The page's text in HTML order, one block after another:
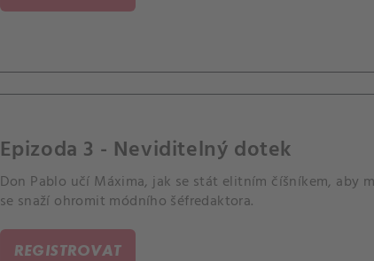
Epizoda 3 - Neviditelný dotek
Don Pablo učí Máxima, jak se stát elitním číšníkem, aby
se snaží ohromit módního šéfredaktora.
REGISTROVAT